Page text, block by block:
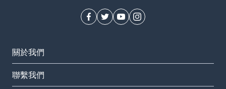
關於我們
聯繫我們